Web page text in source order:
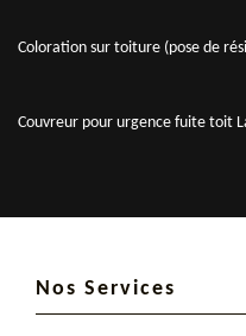
Coloration sur toiture (pose de
Couvreur pour urgence fuite toit
Nos Services